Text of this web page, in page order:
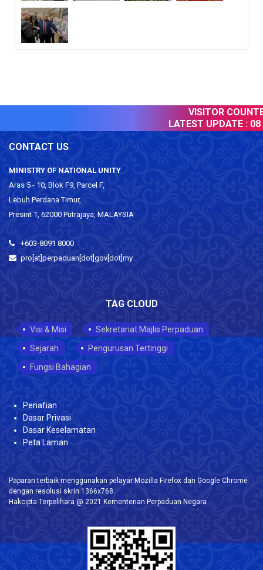
VISITOR
LATEST UPDATE : 08
CONTACT US
MINISTRY OF NATIONAL UNITY
Aras 5 - 10, Blok F9, Parcel F,
Lebuh Perdana Timur,
Presint 1, 62000 Putrajaya, MALAYSIA
+603-8091 8000
pro[at]perpaduan[dot]gov[dot]my
TAG CLOUD
Visi & Misi
Sekretariat Majlis Perpaduan
Sejarah
Pengurusan Tertinggi
Fungsi Bahagian
Penafian
Dasar Privasi
Dasar Keselamatan
Peta Laman
Paparan terbaik menggunakan pelayar Mozilla Firefox dan Google Chrome
dengan resolusi skrin 1366x768.
Hakcipta Terpelihara @ 2021 Kementerian Perpaduan Negara